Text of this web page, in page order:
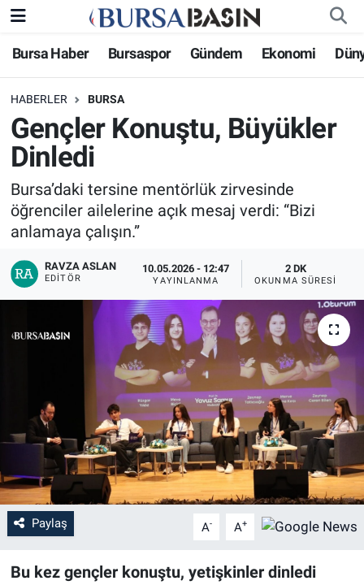
Bursa Haber Bursaspor Gündem Ekonomi
HABERLER BURSA
Gençler Konuştu, Büyükler
Dinledi
Bursa’daki tersine mentörlük zirvesinde
öğrenciler ailelerine açık mesaj verdi: “Bizi
anlamaya çalışın.”
RAVZA ASLAN
EDITÖR
10.05.2026 - 12:47
YAYINLANMA
2 DK
OKUNMA SÜRESI
Paylaş A- A+
Bu kez gençler konuştu, yetişkinler dinledi
Bursa Haber
Genel
Politika
Bilim, Teknoloji
KÜLTÜR-SANAT
Yerel
Bursaspor
Gündem
Eğitim
Ekonomi
Dünya
Bursa Nöbetçi Eczaneler
Bursa Hava Durumu
Bursa Namaz Vakitleri
Bursa Trafik Yoğunluk Haritası
Süper Lig Puan Durumu ve Fikstür
Tüm Manşetler
Son Dakika Haberleri
Haber Arşivi